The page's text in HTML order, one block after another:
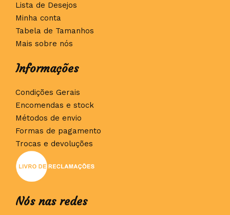
Lista de Desejos
Minha conta
Tabela de Tamanhos
Mais sobre nós
Informações
Condições Gerais
Encomendas e stock
Métodos de envio
Formas de pagamento
Trocas e devoluções
Nós nas redes